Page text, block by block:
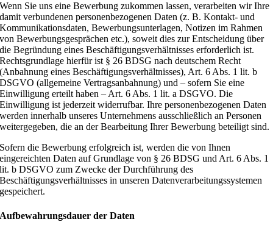
Wenn Sie uns eine Bewerbung zukommen lassen, verarbeiten wir Ihre
damit verbundenen personenbezogenen Daten (z. B. Kontakt- und
Kommunikationsdaten, Bewerbungsunterlagen, Notizen im Rahmen
von Bewerbungsgesprächen etc.), soweit dies zur Entscheidung über
die Begründung eines Beschäftigungsverhältnisses erforderlich ist.
Rechtsgrundlage hierfür ist § 26 BDSG nach deutschem Recht
(Anbahnung eines Beschäftigungsverhältnisses), Art. 6 Abs. 1 lit. b
DSGVO (allgemeine Vertragsanbahnung) und – sofern Sie eine
Einwilligung erteilt haben – Art. 6 Abs. 1 lit. a DSGVO. Die
Einwilligung ist jederzeit widerrufbar. Ihre personenbezogenen Daten
werden innerhalb unseres Unternehmens ausschließlich an Personen
weitergegeben, die an der Bearbeitung Ihrer Bewerbung beteiligt sind.
Sofern die Bewerbung erfolgreich ist, werden die von Ihnen
eingereichten Daten auf Grundlage von § 26 BDSG und Art. 6 Abs. 1
lit. b DSGVO zum Zwecke der Durchführung des
Beschäftigungsverhältnisses in unseren Datenverarbeitungssystemen
gespeichert.
Aufbewahrungsdauer der Daten